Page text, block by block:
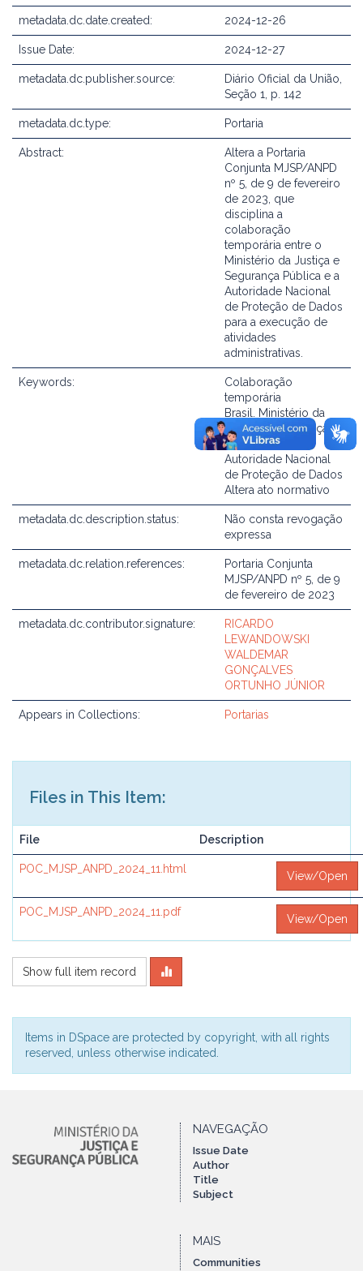
metadata.dc.date.created: 2024-12-26
Issue Date: 2024-12-27
metadata.dc.publisher.source:
Diário Oficial da União,
Seção 1, p. 142
metadata.dc.type: Portaria
Abstract:
Altera a Portaria
Conjunta MJSP/ANPD
nº 5, de 9 de fevereiro
de 2023, que
disciplina a
colaboração
temporária entre o
Ministério da Justiça e
Segurança Pública e a
Autoridade Nacional
de Proteção de Dados
para a execução de
atividades
administrativas.
Keywords:
Colaboração
temporária
Brasil. Ministério da
Justiça e Segurança
Pública
Autoridade Nacional
de Proteção de Dados
Altera ato normativo
metadata.dc.description.status:
Não consta revogação
expressa
metadata.dc.relation.references:
Portaria Conjunta
MJSP/ANPD nº 5, de 9
de fevereiro de 2023
metadata.dc.contributor.signature:
RICARDO
LEWANDOWSKI
WALDEMAR
GONÇALVES
ORTUNHO JÚNIOR
Appears in Collections: Portarias
Files in This Item:
File Description
POC_MJSP_ANPD_2024_11.html
View/Open
POC_MJSP_ANPD_2024_11.pdf
View/Open
Show full item record
Items in DSpace are protected by copyright, with all rights
reserved, unless otherwise indicated.
NAVEGAÇÃO
Issue Date
Author
Title
Subject
MAIS
Communities